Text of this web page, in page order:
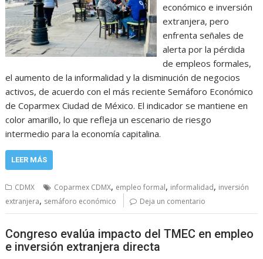
económico e inversión
extranjera, pero
enfrenta señales de
alerta por la pérdida
de empleos formales,
el aumento de la informalidad y la disminución de negocios
activos, de acuerdo con el más reciente Semáforo Económico
de Coparmex Ciudad de México. El indicador se mantiene en
color amarillo, lo que refleja un escenario de riesgo
intermedio para la economía capitalina.
LEER MÁS
CDMX Coparmex CDMX, empleo formal, informalidad, inversión
extranjera, semáforo económico Deja un comentario
Congreso evalúa impacto del TMEC en empleo
e inversión extranjera directa